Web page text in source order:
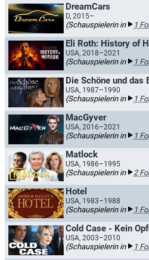
DreamCars
D, 2015–
(Schauspielerin in 1
Eli Roth: History of
USA, 2018–2021
(Schauspielerin in 1
Die Schöne und das
USA, 1987–1990
(Schauspielerin in 1
MacGyver
USA, 2016–2021
(Schauspielerin in 1
Matlock
USA, 1986–1995
(Schauspielerin in 2
Hotel
USA, 1983–1988
(Schauspielerin in 1
Cold Case - Kein
USA, 2003–2010
(Schauspielerin in 1